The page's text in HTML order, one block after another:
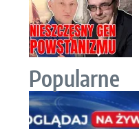
Popularne